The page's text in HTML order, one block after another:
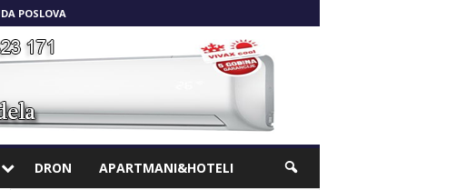
POSLOVA
DRON APARTMANI&HOTELI